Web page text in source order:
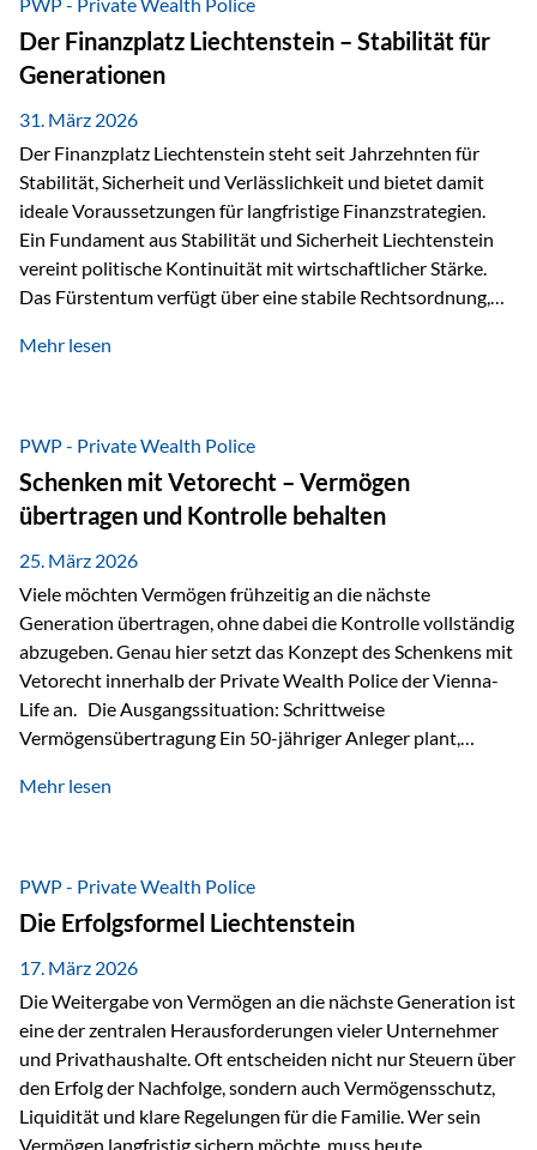
heißt das:Diese Gelder gehören im Konkursfall nicht zur
allgemeinen Konkursmasse, sondern werden ausschließlich
zur Erfüllung…
Der Finanzplatz Liechtenstein – Stabilität für
Generationen
31. März 2026
Der Finanzplatz Liechtenstein steht seit Jahrzehnten für
Stabilität, Sicherheit und Verlässlichkeit und bietet damit
ideale Voraussetzungen für langfristige Finanzstrategien.
Ein Fundament aus Stabilität und Sicherheit Liechtenstein
vereint politische Kontinuität mit wirtschaftlicher Stärke.
Das Fürstentum verfügt über eine stabile Rechtsordnung,
monarchischen Elementen basiert. Diese Struktur schafft
und Unternehmen. Ein wesentliches Merkmal ist die
Staatsfinanzierung: Liechtenstein weist keine
Staatsschulden auf, und der Schutz der wirtschaftlichen
Interessen der Bevölkerung ist in der Verfassung verankert.
Besonders hervorzuheben ist hierbei Artikel 14 der
liechtensteinischen Verfassung. Darin…
Mehr lesen
PWP - Private Wealth Police
Schenken mit Vetorecht – Vermögen
übertragen und Kontrolle behalten
25. März 2026
Viele möchten Vermögen frühzeitig an die nächste
Generation übertragen, ohne dabei die Kontrolle vollständig
abzugeben. Genau hier setzt das Konzept des Schenkens mit
Vetorecht innerhalb der Private Wealth Police der Vienna-
Life an. Die Ausgangssituation: Schrittweise
Vermögensübertragung Ein 50-jähriger Anleger plant,
der steuerliche Freibetrag optimal genutzt werden, sondern
strukturierte, langfristige Vermögensübertragung, ohne die
Kontrolle vollständig aus der Hand zu geben. Die Lösung:
Abschmelzung mit Vetorecht Die Umsetzung erfolgt über die
Private Wealth Police…
Mehr lesen
PWP - Private Wealth Police
Die Erfolgsformel Liechtenstein
17. März 2026
Die Weitergabe von Vermögen an die nächste Generation ist
eine der zentralen Herausforderungen vieler Unternehmer
und Privathaushalte. Oft entscheiden nicht nur Steuern über
den Erfolg der Nachfolge, sondern auch Vermögensschutz,
Liquidität und klare Regelungen für die Familie. Wer sein
Vermögen langfristig sichern möchte, muss heute